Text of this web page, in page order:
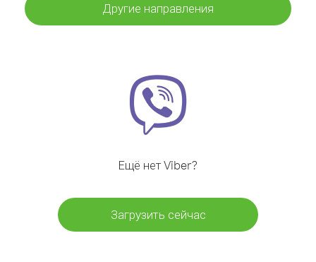
Другие направления
Ещё нет Viber?
Загрузить сейчас